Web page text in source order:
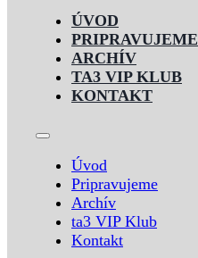
ÚVOD
PRIPRAVUJEME
ARCHÍV
TA3 VIP KLUB
KONTAKT
Úvod
Pripravujeme
Archív
ta3 VIP Klub
Kontakt